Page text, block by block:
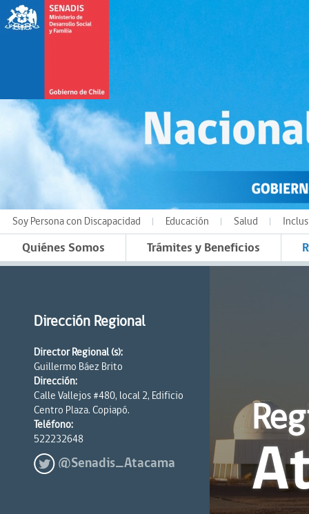
Soy Persona con Discapacidad Educación Salud
Quiénes Somos Trámites y Beneficios
Dirección Regional
Director Regional (s):
Guillermo Báez Brito
Dirección:
Calle Vallejos #480, local 2, Edificio
Centro Plaza. Copiapó.
Teléfono:
522232648
@Senadis_Atacama